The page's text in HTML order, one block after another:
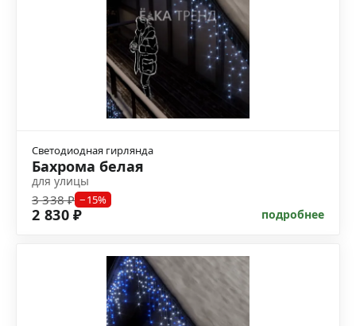
Светодиодная гирлянда
Бахрома белая
для улицы
3 338 ₽ −15%
2 830 ₽ подробнее